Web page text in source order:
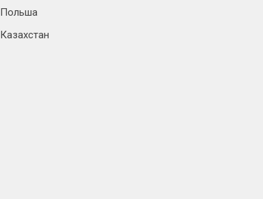
Польша
Казахстан